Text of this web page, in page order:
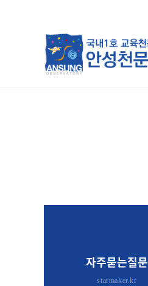
하위분류
자주묻는질문
starmaker.kr